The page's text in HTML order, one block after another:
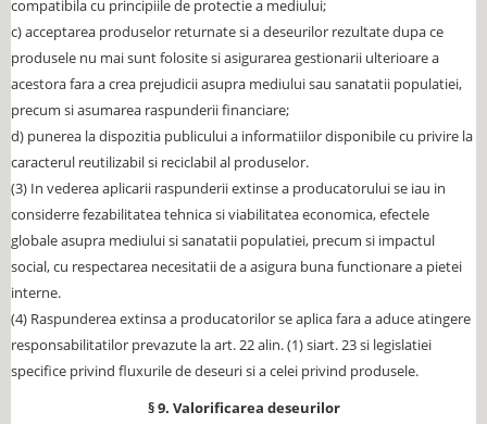
compatibila cu principiile de protectie a mediului;
c) acceptarea produselor returnate si a deseurilor rezultate dupa ce
produsele nu mai sunt folosite si asigurarea gestionarii ulterioare a
acestora fara a crea prejudicii asupra mediului sau sanatatii populatiei,
precum si asumarea raspunderii financiare;
d) punerea la dispozitia publicului a informatiilor disponibile cu privire la
caracterul reutilizabil si reciclabil al produselor.
(3) In vederea aplicarii raspunderii extinse a producatorului se iau in
considerre fezabilitatea tehnica si viabilitatea economica, efectele
globale asupra mediului si sanatatii populatiei, precum si impactul
social, cu respectarea necesitatii de a asigura buna functionare a pietei
interne.
(4) Raspunderea extinsa a producatorilor se aplica fara a aduce atingere
responsabilitatilor prevazute la art. 22 alin. (1) siart. 23 si legislatiei
specifice privind fluxurile de deseuri si a celei privind produsele.
§ 9. Valorificarea deseurilor